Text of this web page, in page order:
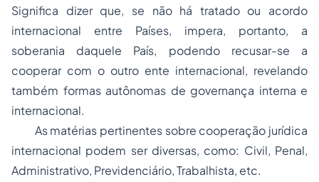
Significa dizer que, se não há tratado ou acordo
internacional entre Países, impera, portanto, a
soberania daquele País, podendo recusar-se a
cooperar com o outro ente internacional, revelando
também formas autônomas de governança interna e
internacional.
As matérias pertinentes sobre cooperação jurídica
internacional podem ser diversas, como: Civil, Penal,
Administrativo, Previdenciário, Trabalhista, etc.